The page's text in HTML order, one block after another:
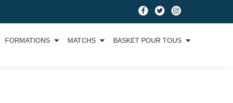
FORMATIONS MATCHS BASKET POUR TOUS